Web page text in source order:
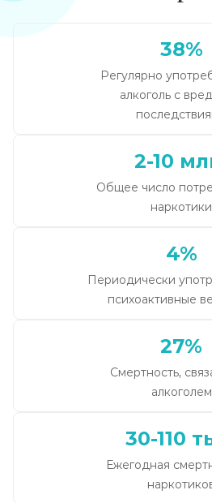
38%
Регулярно
алкоголь с
2-10
Общее число
наркотики
4%
Периодически
психоактивные
27%
Смертность,
алкоголем
30-110
Ежегодная